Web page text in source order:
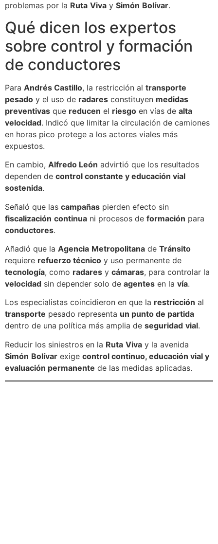
problemas por la Ruta Viva y Simón Bolívar.
Qué dicen los expertos
sobre control y formación
de conductores
Para Andrés Castillo, la restricción al transporte
pesado y el uso de radares constituyen medidas
preventivas que reducen el riesgo en vías de alta
velocidad. Indicó que limitar la circulación de camiones
en horas pico protege a los actores viales más
expuestos.
En cambio, Alfredo León advirtió que los resultados
dependen de control constante y educación vial
sostenida.
Señaló que las campañas pierden efecto sin
fiscalización continua ni procesos de formación para
conductores.
Añadió que la Agencia Metropolitana de Tránsito
requiere refuerzo técnico y uso permanente de
tecnología, como radares y cámaras, para controlar la
velocidad sin depender solo de agentes en la vía.
Los especialistas coincidieron en que la restricción al
transporte pesado representa un punto de partida
dentro de una política más amplia de seguridad vial.
Reducir los siniestros en la Ruta Viva y la avenida
Simón Bolívar exige control continuo, educación vial y
evaluación permanente de las medidas aplicadas.